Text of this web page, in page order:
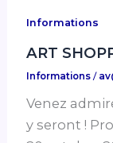
Informations
ART
Informations /
Venez
y seront !